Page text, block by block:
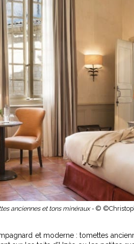
anciennes et tons minéraux - ©
et moderne : tomettes